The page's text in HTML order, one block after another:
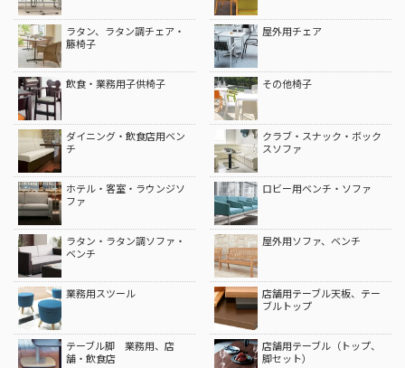
ラタン、ラタン調チェア・
籐椅子
屋外用チェア
飲食・業務用子供椅子 その他椅子
ダイニング・飲食店用ベン
チ
クラブ・スナック・ボック
スソファ
ホテル・客室・ラウンジソ
ファ
ロビー用ベンチ・ソファ
ラタン・ラタン調ソファ・
ベンチ
屋外用ソファ、ベンチ
業務用スツール
店舗用テーブル天板、テー
ブルトップ
テーブル脚 業務用、店
舗・飲食店
店舗用テーブル（トップ、
脚セット）